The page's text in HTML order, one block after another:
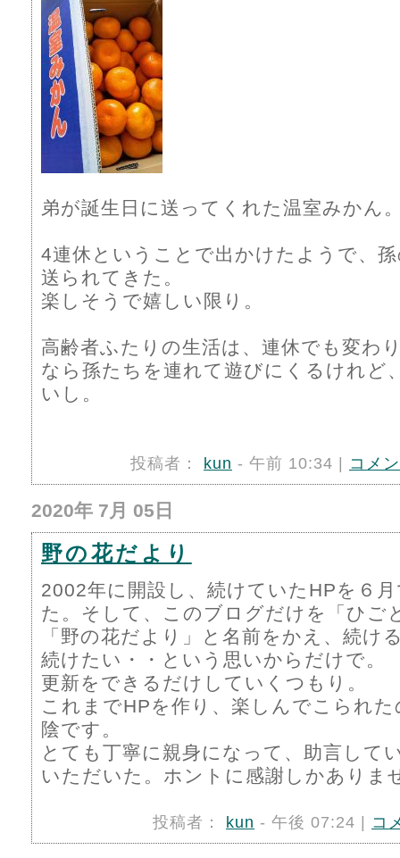
弟が誕生日に送ってくれた温室みかん
4連休ということで出かけたようで、
送られてきた。
楽しそうで嬉しい限り。
高齢者ふたりの生活は、連休でも変わ
なら孫たちを連れて遊びにくるけれど
いし。
投稿者： kun - 午前 10:34 | コメ
2020年 7月 05日
野の花だより
2002年に開設し、続けていたHPを６
た。そして、このブログだけを「ひご
「野の花だより」と名前をかえ、続け
続けたい・・という思いからだけで。
更新をできるだけしていくつもり。
これまでHPを作り、楽しんでこられ
陰です。
とても丁寧に親身になって、助言して
いただいた。ホントに感謝しかありま
投稿者： kun - 午後 07:24 | コ